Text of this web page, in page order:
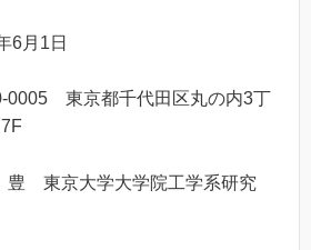
月1日
東京都千代田区丸の内3丁
東京大学大学院工学系研究